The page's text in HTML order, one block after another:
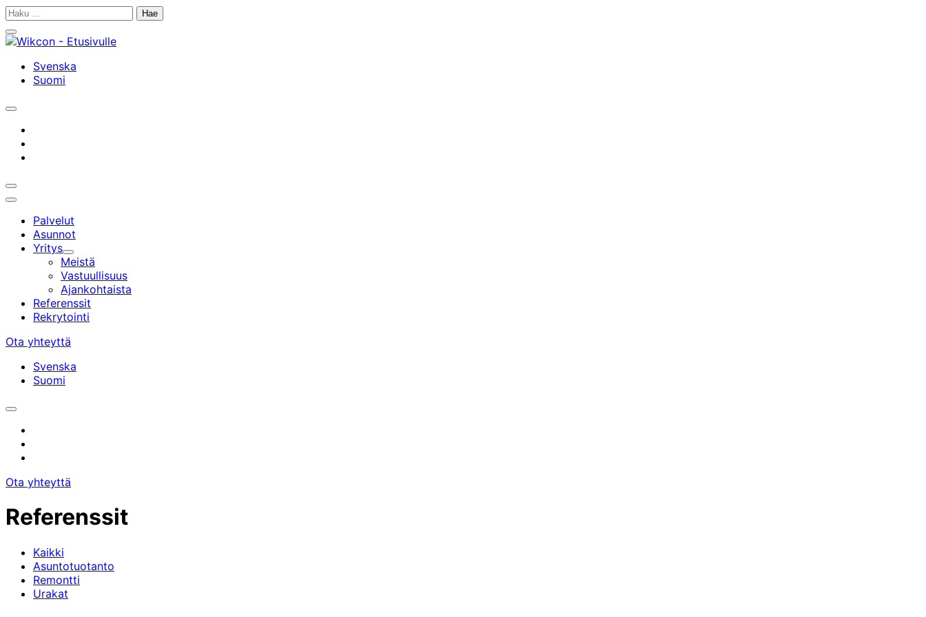
Siirry
Haku:
Sulje
hakupalkki
Svenska
Suomi
Avaa/sulje
Avaa/sulje
hakupalkki
Päävalikko
Palvelut
Asunnot
Yritys
Alavalikko
Meistä
Vastuullisuus
Ajankohtaista
Referenssit
Rekrytointi
Ota yhteyttä
Svenska
Suomi
Avaa/sulje
Ota yhteyttä
Referenssit
Kaikki
Asuntotuotanto
Remontti
Urakat